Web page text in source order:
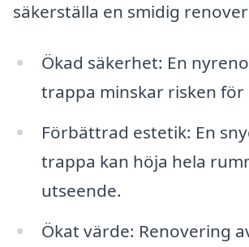
säkerställa en smidig
Ökad säkerhet: En
trappa minskar risken för
Förbättrad estetik: En
trappa kan höja hela
utseende.
Ökat värde: Renovering